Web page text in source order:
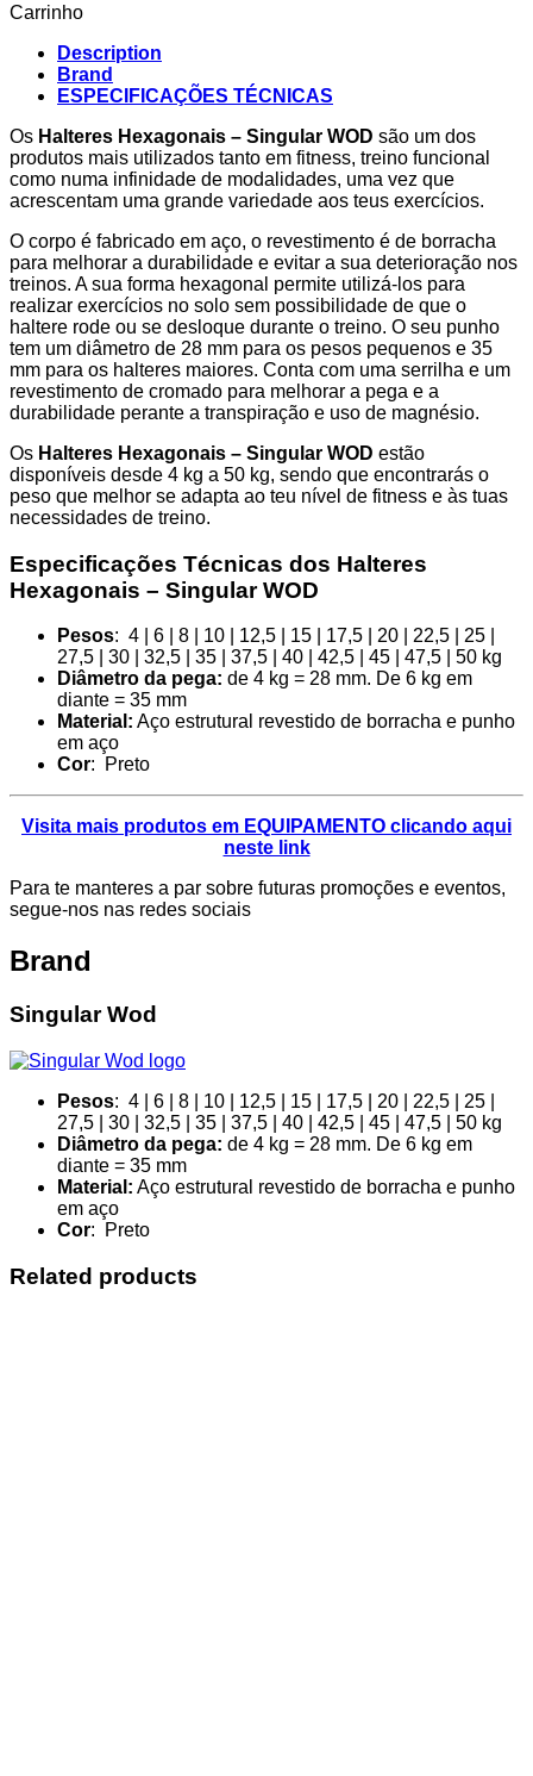
Carrinho
Description
Brand
ESPECIFICAÇÕES TÉCNICAS
Os Halteres Hexagonais – Singular WOD são um dos
produtos mais utilizados tanto em fitness, treino funcional
como numa infinidade de modalidades, uma vez que
acrescentam uma grande variedade aos teus exercícios.
O corpo é fabricado em aço, o revestimento é de borracha
para melhorar a durabilidade e evitar a sua deterioração nos
treinos. A sua forma hexagonal permite utilizá-los para
realizar exercícios no solo sem possibilidade de que o
haltere rode ou se desloque durante o treino. O seu punho
tem um diâmetro de 28 mm para os pesos pequenos e 35
mm para os halteres maiores. Conta com uma serrilha e um
revestimento de cromado para melhorar a pega e a
durabilidade perante a transpiração e uso de magnésio.
Os Halteres Hexagonais – Singular WOD estão
disponíveis desde 4 kg a 50 kg, sendo que encontrarás o
peso que melhor se adapta ao teu nível de fitness e às tuas
necessidades de treino.
Especificações Técnicas dos Halteres
Hexagonais – Singular WOD
Pesos: 4 | 6 | 8 | 10 | 12,5 | 15 | 17,5 | 20 | 22,5 | 25 |
27,5 | 30 | 32,5 | 35 | 37,5 | 40 | 42,5 | 45 | 47,5 | 50 kg
Diâmetro da pega: de 4 kg = 28 mm. De 6 kg em
diante = 35 mm
Material: Aço estrutural revestido de borracha e punho
em aço
Cor: Preto
Visita mais produtos em EQUIPAMENTO clicando aqui
neste link
Para te manteres a par sobre futuras promoções e eventos,
segue-nos nas redes sociais
Brand
Singular Wod
Pesos: 4 | 6 | 8 | 10 | 12,5 | 15 | 17,5 | 20 | 22,5 | 25 |
27,5 | 30 | 32,5 | 35 | 37,5 | 40 | 42,5 | 45 | 47,5 | 50 kg
Diâmetro da pega: de 4 kg = 28 mm. De 6 kg em
diante = 35 mm
Material: Aço estrutural revestido de borracha e punho
em aço
Cor: Preto
Related products